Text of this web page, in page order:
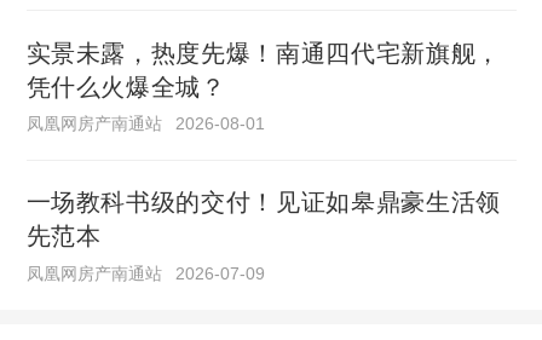
实景未露，热度先爆！南通四代宅新旗舰，
凭什么火爆全城？
凤凰网房产南通站 2026-08-01
一场教科书级的交付！见证如皋鼎豪生活领
先范本
凤凰网房产南通站 2026-07-09